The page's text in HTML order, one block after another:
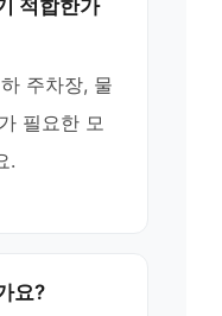
적합한가
주차장, 물
필요한 모
.
요?